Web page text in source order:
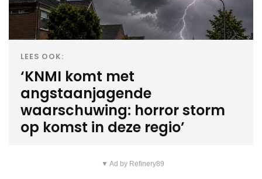
LEES OOK:
‘KNMI komt met
angstaanjagende
waarschuwing: horror storm
op komst in deze regio’
▼ Ad by Refinery89